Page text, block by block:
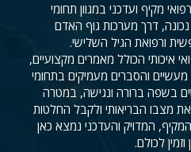
מקיף ועדכני במגוון תחומי
דרך מערכות גוף האדם
ורפואת הגיל השלישי.
איכותי הכולל מאמרים מקצועיים,
והסברים מעמיקים בתחומי
בשפה ברורה ונגישה, במטרה
מצבו הבריאותי ולקבל החלטות
המדויק והעדכני נמצא כאן
לכולם.